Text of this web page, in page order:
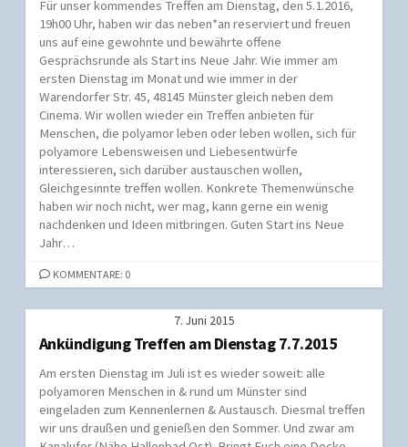
Für unser kommendes Treffen am Dienstag, den 5.1.2016,
19h00 Uhr, haben wir das neben*an reserviert und freuen
uns auf eine gewohnte und bewährte offene
Gesprächsrunde als Start ins Neue Jahr. Wie immer am
ersten Dienstag im Monat und wie immer in der
Warendorfer Str. 45, 48145 Münster gleich neben dem
Cinema. Wir wollen wieder ein Treffen anbieten für
Menschen, die polyamor leben oder leben wollen, sich für
polyamore Lebensweisen und Liebesentwürfe
interessieren, sich darüber austauschen wollen,
Gleichgesinnte treffen wollen. Konkrete Themenwünsche
haben wir noch nicht, wer mag, kann gerne ein wenig
nachdenken und Ideen mitbringen. Guten Start ins Neue
Jahr…
KOMMENTARE: 0
7. Juni 2015
Ankündigung Treffen am Dienstag 7.7.2015
Am ersten Dienstag im Juli ist es wieder soweit: alle
polyamoren Menschen in & rund um Münster sind
eingeladen zum Kennenlernen & Austausch. Diesmal treffen
wir uns draußen und genießen den Sommer. Und zwar am